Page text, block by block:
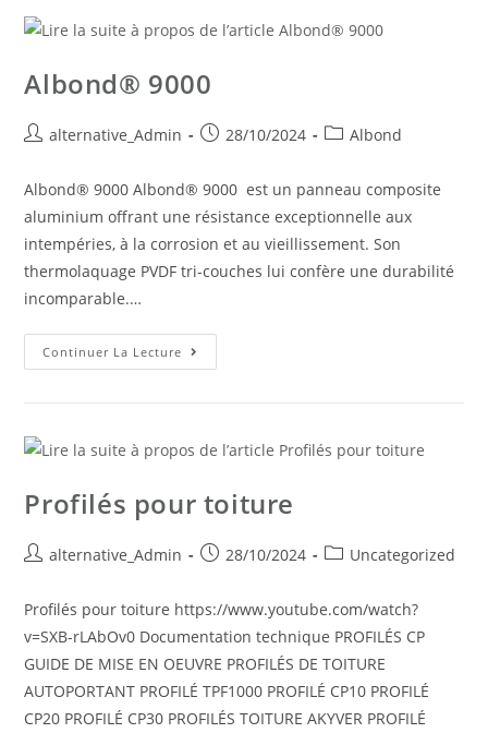
Albond® 9000
alternative_Admin 28/10/2024 Albond
Albond® 9000 Albond® 9000 est un panneau composite
aluminium offrant une résistance exceptionnelle aux
intempéries, à la corrosion et au vieillissement. Son
thermolaquage PVDF tri-couches lui confère une durabilité
incomparable.…
Continuer La Lecture
Profilés pour toiture
alternative_Admin 28/10/2024 Uncategorized
Profilés pour toiture https://www.youtube.com/watch?
v=SXB-rLAbOv0 Documentation technique PROFILÉS CP
GUIDE DE MISE EN OEUVRE PROFILÉS DE TOITURE
AUTOPORTANT PROFILÉ TPF1000 PROFILÉ CP10 PROFILÉ
CP20 PROFILÉ CP30 PROFILÉS TOITURE AKYVER PROFILÉ